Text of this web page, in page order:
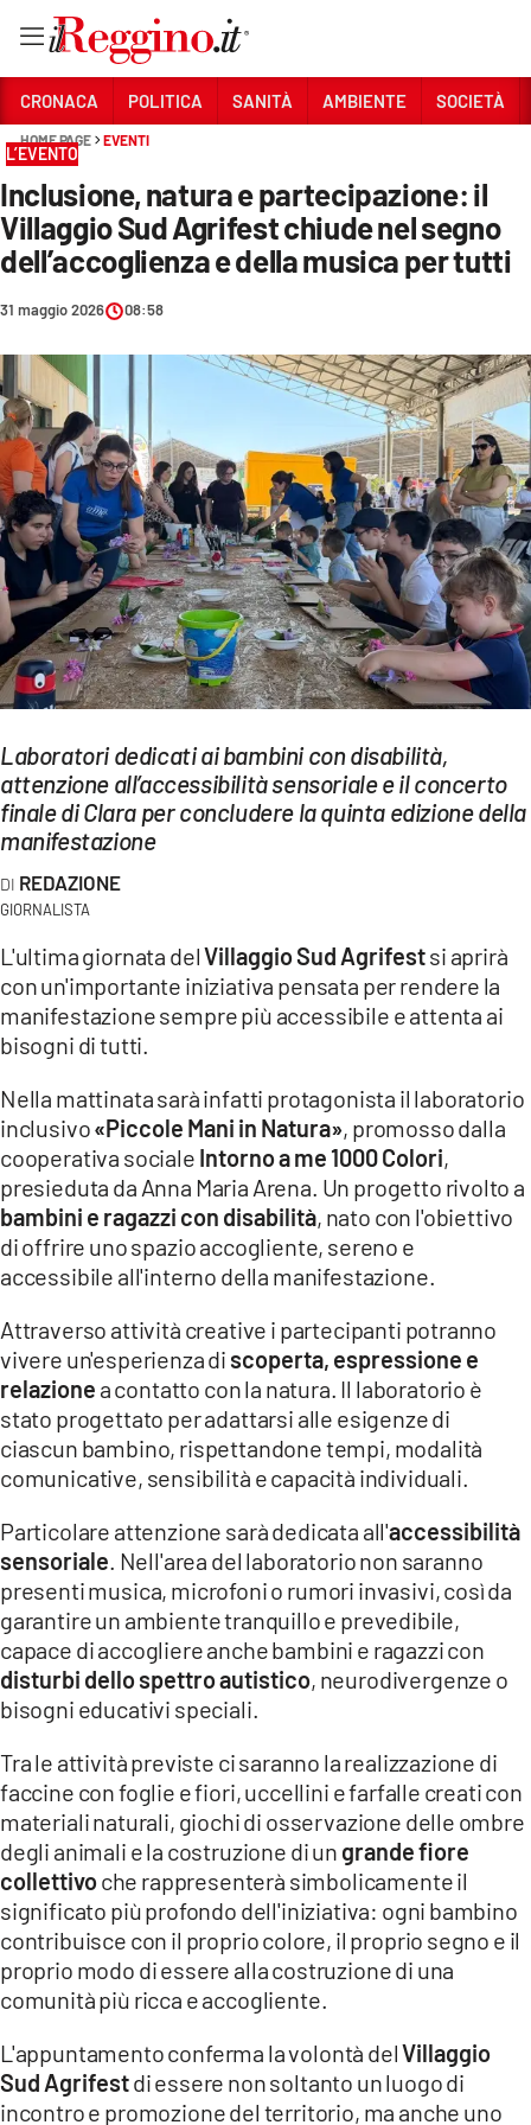
Sezioni
CRONACA
POLITICA
SANITÀ
AMBIENTE
SOCIETÀ
CULTURA
ECONOMIA E LAVORO
EVENTI
SPORT
Streaming
LAC NETWORK
LAC ONAIR
LaC
Network
LACPLAY.IT
LACTV.IT
LACONAIR.IT
LACITYMAG.IT
ILREGGINO.IT
COSENZACHANNEL.IT
ILVIBONESE.IT
LACAPITALENEWS.IT
App
ANDROID
APPLE
CRONACA POLITICA SANITÀ AMBIENTE SOCIETÀ
HOME PAGE EVENTI
L’EVENTO
Inclusione, natura e partecipazione: il
Villaggio Sud Agrifest chiude nel segno
dell’accoglienza e della musica per tutti
31 maggio 2026 08:58
Laboratori dedicati ai bambini con disabilità,
attenzione all’accessibilità sensoriale e il concerto
finale di Clara per concludere la quinta edizione della
manifestazione
REDAZIONE
GIORNALISTA
L'ultima giornata delVillaggio Sud Agrifestsi aprirà
con un'importante iniziativa pensata per rendere la
manifestazione sempre più accessibile e attenta ai
bisogni di tutti.
Nella mattinata sarà infatti protagonista il laboratorio
inclusivo«Piccole Mani in Natura», promosso dalla
cooperativa sociale Intorno a me 1000 Colori,
presieduta da Anna Maria Arena. Un progetto rivolto a
bambini e ragazzi con disabilità, nato con l'obiettivo
di offrire uno spazio accogliente, sereno e
accessibile all'interno della manifestazione.
Attraverso attività creative i partecipanti potranno
vivere un'esperienza di scoperta, espressione e
relazione a contatto con la natura. Il laboratorio è
stato progettato per adattarsi alle esigenze di
ciascun bambino, rispettandone tempi, modalità
comunicative, sensibilità e capacità individuali.
Particolare attenzione sarà dedicata all'accessibilità
sensoriale . Nell'area del laboratorio non saranno
presenti musica, microfoni o rumori invasivi, così da
garantire un ambiente tranquillo e prevedibile,
capace di accogliere anche bambini e ragazzi con
disturbi dello spettro autistico, neurodivergenze o
bisogni educativi speciali.
Tra le attività previste ci saranno la realizzazione di
faccine con foglie e fiori, uccellini e farfalle creati con
materiali naturali, giochi di osservazione delle ombre
degli animali e la costruzione di un grande fiore
collettivoche rappresenterà simbolicamente il
significato più profondo dell'iniziativa: ogni bambino
contribuisce con il proprio colore, il proprio segno e il
proprio modo di essere alla costruzione di una
comunità più ricca e accogliente.
L'appuntamento conferma la volontà delVillaggio
Sud Agrifestdi essere non soltanto un luogo di
incontro e promozione del territorio, ma anche uno